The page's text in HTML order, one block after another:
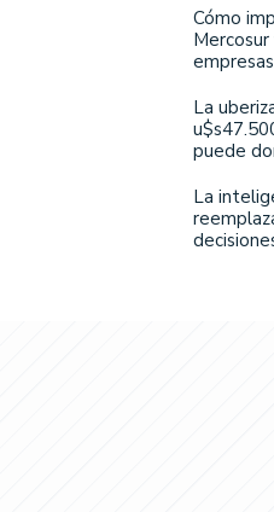
Cómo
La
puede
La